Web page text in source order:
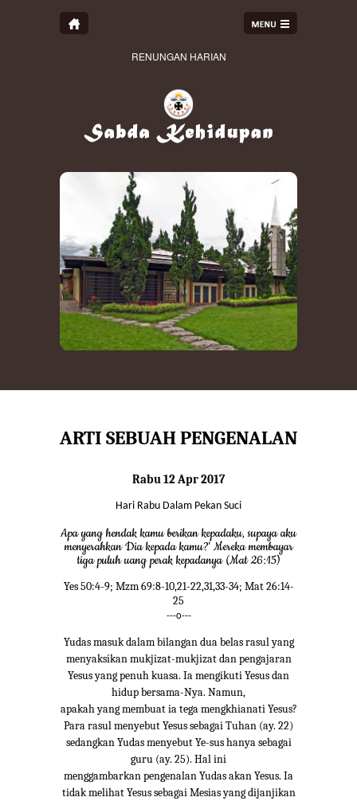
RENUNGAN HARIAN
ARTI SEBUAH PENGENALAN
Rabu 12 Apr 2017
Hari Rabu Dalam Pekan Suci
Apa yang hendak kamu berikan kepadaku, supaya aku
menyerahkan Dia kepada kamu?' Mereka membayar
tiga puluh uang perak kepadanya (Mat 26:15)
Yes 50:4-9; Mzm 69:8-10,21-22,31,33-34; Mat 26:14-
25
---o---
Yudas masuk dalam bilangan dua belas rasul yang
menyaksikan mukjizat-mukjizat dan pengajaran
Yesus yang penuh kuasa. Ia mengikuti Yesus dan
hidup bersama-Nya. Namun,
apakah yang membuat ia tega mengkhianati Yesus?
Para rasul menyebut Yesus sebagai Tuhan (ay. 22)
sedangkan Yudas menyebut Ye-sus hanya sebagai
guru (ay. 25). Hal ini
menggambarkan pengenalan Yudas akan Yesus. Ia
tidak melihat Yesus sebagai Mesias yang dijanjikan